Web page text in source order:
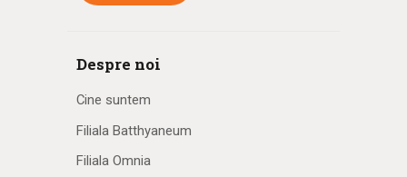
Despre noi
Cine suntem
Filiala Batthyaneum
Filiala Omnia